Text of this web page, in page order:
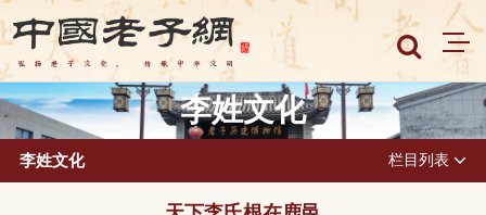
李姓文化
李姓文化 栏目列表